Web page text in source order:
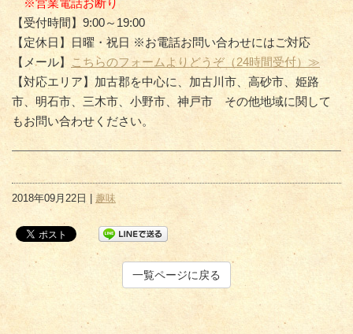
※営業電話お断り
【受付時間】9:00～19:00
【定休日】日曜・祝日 ※お電話お問い合わせにはご対応
【メール】
こちらのフォームよりどうぞ（24時間受付）≫
【対応エリア】加古郡を中心に、加古川市、高砂市、姫路
市、明石市、三木市、小野市、神戸市 その他地域に関して
もお問い合わせください。
2018年09月22日 | 趣味
一覧ページに戻る